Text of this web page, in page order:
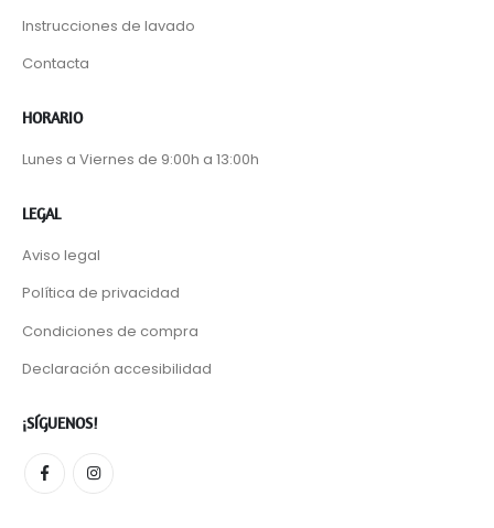
Instrucciones de lavado
Contacta
HORARIO
Lunes a Viernes de 9:00h a 13:00h
LEGAL
Aviso legal
Política de privacidad
Condiciones de compra
Declaración accesibilidad
¡SÍGUENOS!